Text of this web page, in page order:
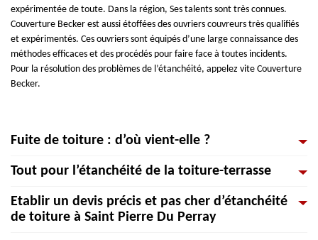
expérimentée de toute. Dans la région, Ses talents sont très connues.
Couverture Becker est aussi étoffées des ouvriers couvreurs très qualifiés
et expérimentés. Ces ouvriers sont équipés d’une large connaissance des
méthodes efficaces et des procédés pour faire face à toutes incidents.
Pour la résolution des problèmes de l’étanchéité, appelez vite Couverture
Becker.
Fuite de toiture : d’où vient-elle ?
Il est parfois difficile de localiser l’origine d’une infiltration d’eau sur le toit
pourquoi, en fonction du type de toiture, accessible ou inaccessible, il est
important de choisir la bonne méthode efficace qui garantit le résultat.
Tout pour l’étanchéité de la toiture-terrasse
La toiture-terrasse est visuellement vérifiée dans son intégralité pour en
assurer l’étanchéité : au niveau de sa périphérie (relevés d’étanchéité et
Etablir un devis précis et pas cher d’étanchéité
de toiture à Saint Pierre Du Perray